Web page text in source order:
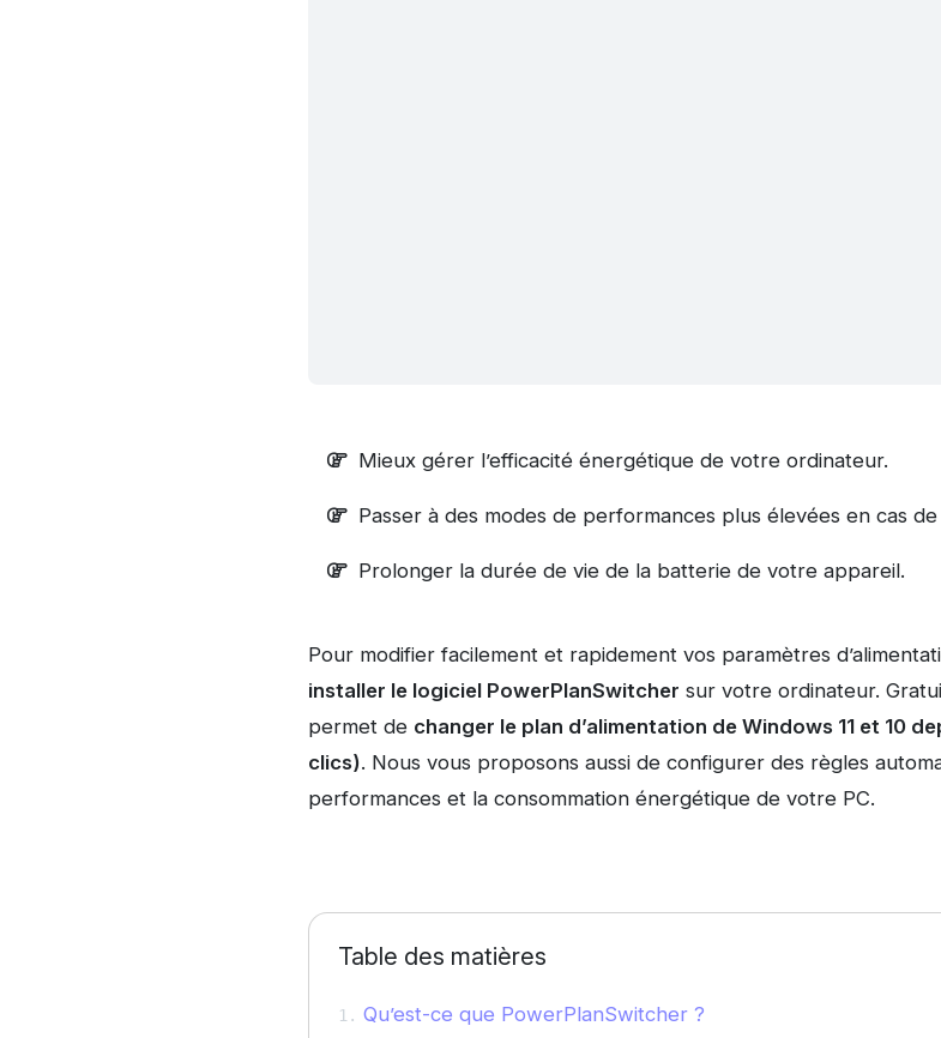
Mieux gérer l’efficacité énergétique de votre ordinateur.
Passer à des modes de performances plus élevées en cas
Prolonger la durée de vie de la batterie de votre appareil.
Pour modifier facilement et rapidement vos paramètres
installer le logiciel PowerPlanSwitcher sur votre ordinateur.
permet de changer le plan d’alimentation de Windows 11 et 10
clics). Nous vous proposons aussi de configurer des règles
performances et la consommation énergétique de votre PC.
Table des matières
Qu’est-ce que PowerPlanSwitcher ?